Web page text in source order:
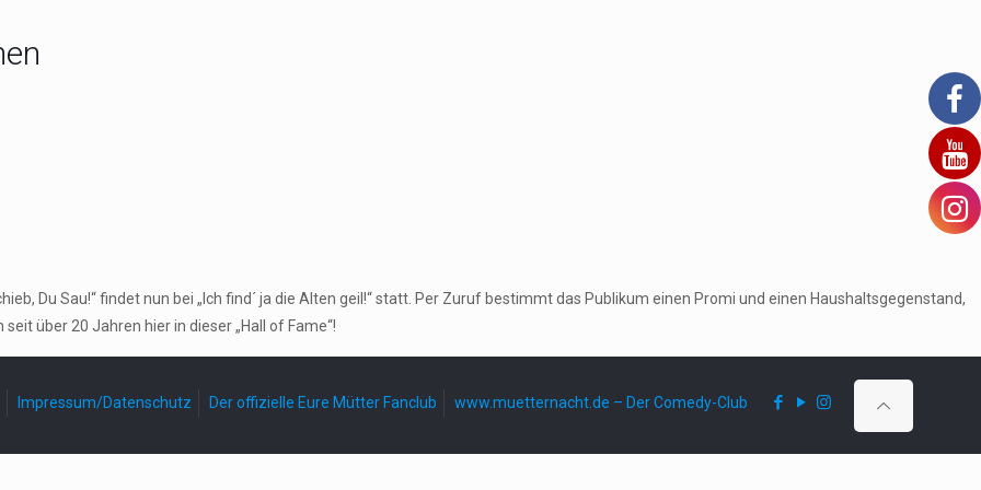
Du Sau!“ findet nun bei „Ich find´ ja die Alten geil!“ statt. Per Zuruf bestimmt das Publikum einen Promi und einen Haushaltsgegenstand,
über 20 Jahren hier in dieser „Hall of Fame“!
Impressum/Datenschutz Der offizielle Eure Mütter Fanclub www.muetternacht.de – Der Comedy-Club